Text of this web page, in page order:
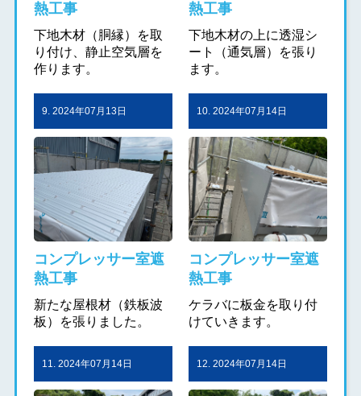
熱工事
下地木材（胴縁）を取
り付け、静止空気層を
作ります。
熱工事
下地木材の上に透湿シ
ート（通気層）を張り
ます。
9. 2024年07月13日
コンプレッサー室遮
熱工事
新たな屋根材（鉄板波
板）を張りました。
10. 2024年07月14日
コンプレッサー室遮
熱工事
ケラバに板金を取り付
けていきます。
11. 2024年07月14日 12. 2024年07月14日